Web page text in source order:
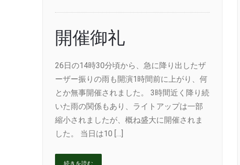
開催御礼
26日の14時30分頃から、急に降り出したザ
ーザー振りの雨も開演1時間前に上がり、何
とか無事開催されました。 3時間近く降り続
いた雨の関係もあり、ライトアップは一部
縮小されましたが、概ね盛大に開催されま
した。 当日は10 […]